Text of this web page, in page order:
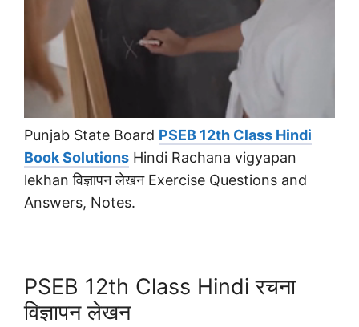
Punjab State Board PSEB 12th Class Hindi
Book Solutions Hindi Rachana vigyapan
lekhan विज्ञापन लेखन Exercise Questions and
Answers, Notes.
PSEB 12th Class Hindi रचना
विज्ञापन लेखन